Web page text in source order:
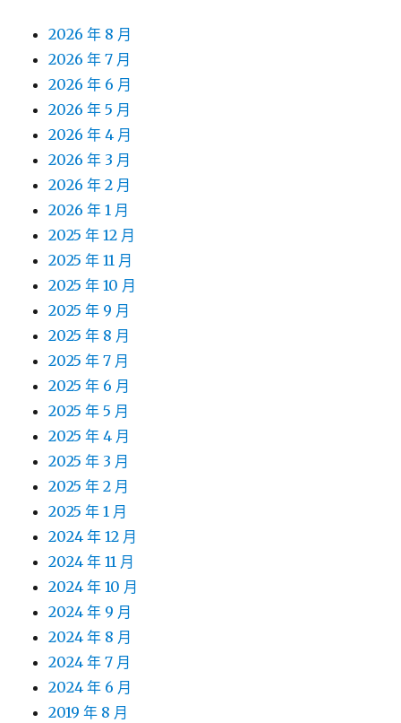
2026 年 8 月
2026 年 7 月
2026 年 6 月
2026 年 5 月
2026 年 4 月
2026 年 3 月
2026 年 2 月
2026 年 1 月
2025 年 12 月
2025 年 11 月
2025 年 10 月
2025 年 9 月
2025 年 8 月
2025 年 7 月
2025 年 6 月
2025 年 5 月
2025 年 4 月
2025 年 3 月
2025 年 2 月
2025 年 1 月
2024 年 12 月
2024 年 11 月
2024 年 10 月
2024 年 9 月
2024 年 8 月
2024 年 7 月
2024 年 6 月
2019 年 8 月